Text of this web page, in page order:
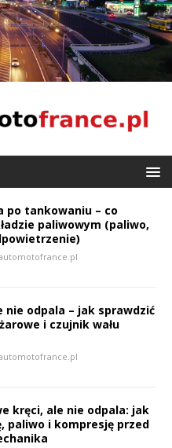
po tankowaniu – co
paliwowym (paliwo,
nie odpala – jak sprawdzić
i czujnik wału
kręci, ale nie odpala: jak
paliwo i kompresję przed